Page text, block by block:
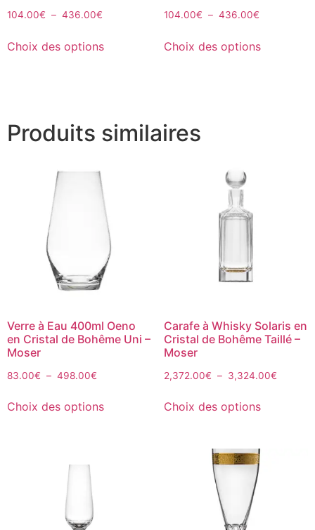
104.00€ – 436.00€
Choix des options
104.00€ – 436.00€
Choix des options
Produits similaires
Verre à Eau 400ml Oeno
en Cristal de Bohême Uni –
Moser
83.00€ – 498.00€
Choix des options
Carafe à Whisky Solaris en
Cristal de Bohême Taillé –
Moser
2,372.00€ – 3,324.00€
Choix des options